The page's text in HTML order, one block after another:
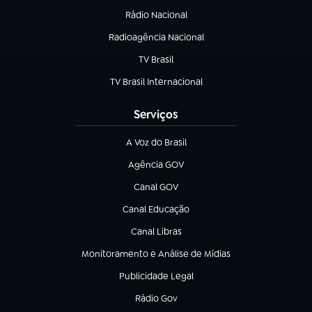
Rádio Nacional
Radioagência Nacional
(abre em nova aba)
TV Brasil
(abre em nova aba)
TV Brasil Internacional
(abre em nova aba)
Serviços
A Voz do Brasil
(abre em nova aba)
Agência GOV
(abre em nova aba)
Canal GOV
(abre em nova aba)
Canal Educação
(abre em nova aba)
Canal Libras
(abre em nova aba)
Monitoramento e Análise de Mídias
(abre em nova aba)
Publicidade Legal
(abre em nova aba)
Rádio Gov
(abre em nova aba)